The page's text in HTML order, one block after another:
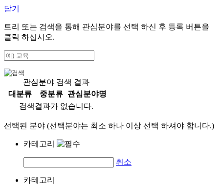
닫기
트리 또는 검색을 통해 관심분야를 선택 하신 후 등록 버튼을
클릭 하십시오.
관심분야 검색 결과
대분류
중분류
관심분야명
검색결과가 없습니다.
선택된 분야 (선택분야는 최소 하나 이상 선택 하셔야 합니다.)
카테고리
취소
카테고리